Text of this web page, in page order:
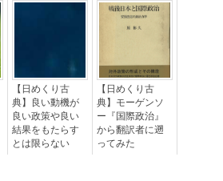
【日めくり古
典】良い動機が
良い政策や良い
結果をもたらす
とは限らない
【日めくり古
典】モーゲンソ
ー『国際政治』
から翻訳者に遡
ってみた